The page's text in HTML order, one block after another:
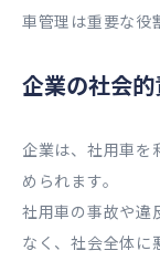
車管理は重要な役
企業の社会
企業は、社用車を
められます。
社用車の事故や違
なく、社会全体に